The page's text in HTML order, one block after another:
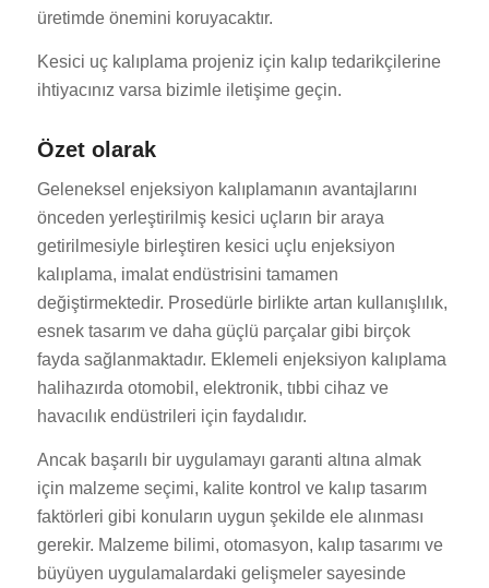
üretimde önemini koruyacaktır.
Kesici uç kalıplama projeniz için kalıp tedarikçilerine
ihtiyacınız varsa bizimle iletişime geçin.
Özet olarak
Geleneksel enjeksiyon kalıplamanın avantajlarını
önceden yerleştirilmiş kesici uçların bir araya
getirilmesiyle birleştiren kesici uçlu enjeksiyon
kalıplama, imalat endüstrisini tamamen
değiştirmektedir. Prosedürle birlikte artan kullanışlılık,
esnek tasarım ve daha güçlü parçalar gibi birçok
fayda sağlanmaktadır. Eklemeli enjeksiyon kalıplama
halihazırda otomobil, elektronik, tıbbi cihaz ve
havacılık endüstrileri için faydalıdır.
Ancak başarılı bir uygulamayı garanti altına almak
için malzeme seçimi, kalite kontrol ve kalıp tasarım
faktörleri gibi konuların uygun şekilde ele alınması
gerekir. Malzeme bilimi, otomasyon, kalıp tasarımı ve
büyüyen uygulamalardaki gelişmeler sayesinde